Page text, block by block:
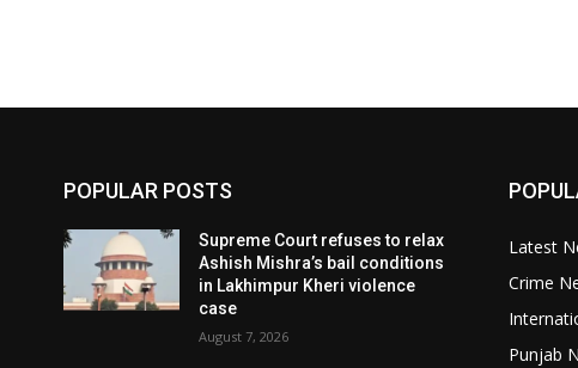
POPULAR POSTS
Supreme Court refuses to relax
Ashish Mishra’s bail conditions
in Lakhimpur Kheri violence
case
August 7, 2026
Latest
Crime
Punjab